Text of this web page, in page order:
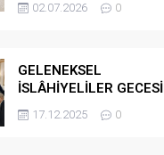
02.07.2026 0
GELENEKSEL
İSLÂHİYELİLER GECESİ
DÜZENLENDİ
17.12.2025 0